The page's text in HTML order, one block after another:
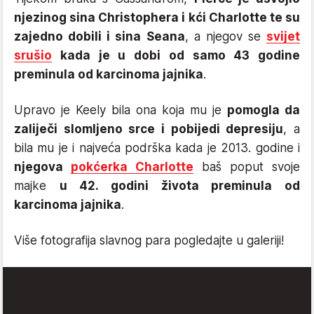
njezinog sina Christophera i kći Charlotte te su
zajedno dobili i sina Seana, a njegov se svijet
srušio kada je u dobi od samo 43 godine
preminula od karcinoma jajnika.
Upravo je Keely bila ona koja mu je pomogla da
zaliječi slomljeno srce i pobijedi depresiju, a
bila mu je i najveća podrška kada je 2013. godine i
njegova pokćerka Charlotte baš poput svoje
majke u 42. godini života preminula od
karcinoma jajnika.
Više fotografija slavnog para pogledajte u galeriji!